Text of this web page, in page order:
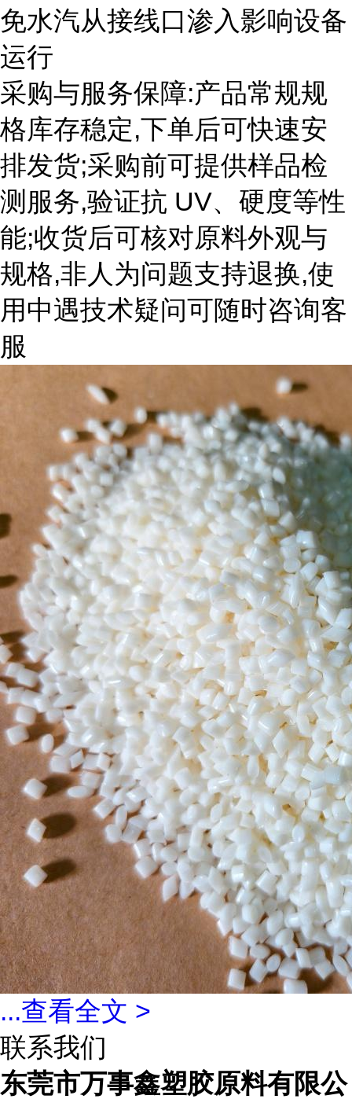
免水汽从接线口渗入影响设备
运行
采购与服务保障:产品常规规
格库存稳定,下单后可快速安
排发货;采购前可提供样品检
测服务,验证抗 UV、硬度等性
能;收货后可核对原料外观与
规格,非人为问题支持退换,使
用中遇技术疑问可随时咨询客
服
...查看全文 >
联系我们
东莞市万事鑫塑胶原料有限公